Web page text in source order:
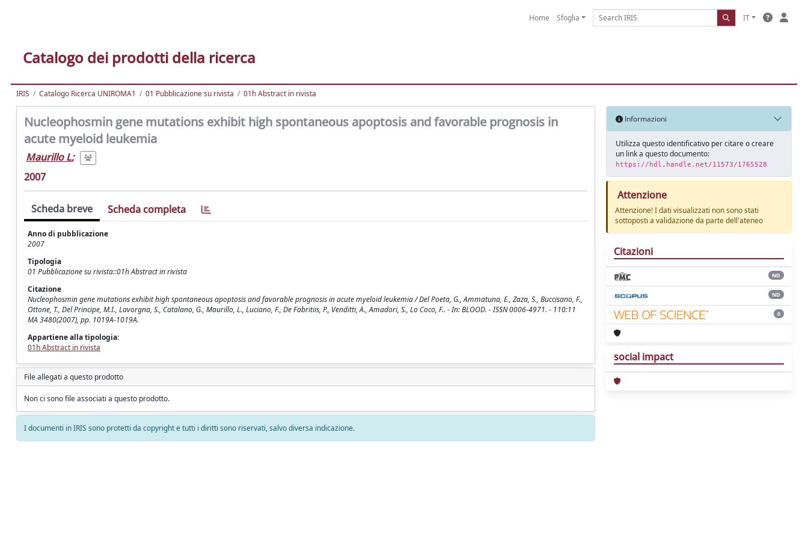
Home Sfoglia IT
Catalogo dei prodotti della ricerca
IRIS Catalogo Ricerca UNIROMA1 01 Pubblicazione su rivista 01h Abstract in rivista
Nucleophosmin gene mutations exhibit high spontaneous apoptosis and favorable prognosis in
acute myeloid leukemia
Maurillo L;
2007
Scheda breve Scheda completa
Anno di pubblicazione
2007
Tipologia
01 Pubblicazione su rivista::01h Abstract in rivista
Citazione
Nucleophosmin gene mutations exhibit high spontaneous apoptosis and favorable prognosis in acute myeloid leukemia / Del Poeta, G., Ammatuna, E., Zaza, S., Buccisano, F.,
Ottone, T., Del Principe, M.I., Lavorgna, S., Catalano, G., Maurillo, L., Luciano, F., De Fabritiis, P., Venditti, A., Amadori, S., Lo Coco, F.. - In: BLOOD. - ISSN 0006-4971. - 110:11
MA 3480(2007), pp. 1019A-1019A.
Appartiene alla tipologia:
01h Abstract in rivista
File allegati a questo prodotto
Non ci sono file associati a questo prodotto.
I documenti in IRIS sono protetti da copyright e tutti i diritti sono riservati, salvo diversa indicazione.
Informazioni
Utilizza questo identificativo per citare o creare
un link a questo documento:
https://hdl.handle.net/11573/1765528
Attenzione
Attenzione! I dati visualizzati non sono stati
sottoposti a validazione da parte dell'ateneo
Citazioni
ND
ND
0
social impact